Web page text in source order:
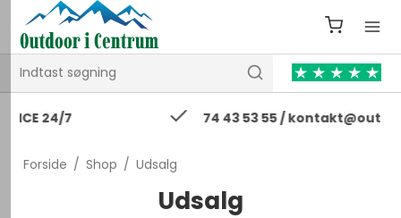
74 43 53 55 / kontakt@outdooricentrum.dk
Forside / Shop / Udsalg
Udsalg